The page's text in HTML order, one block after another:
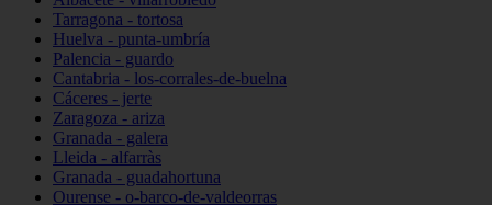
Tarragona - tortosa
Huelva - punta-umbría
Palencia - guardo
Cantabria - los-corrales-de-buelna
Cáceres - jerte
Zaragoza - ariza
Granada - galera
Lleida - alfarràs
Granada - guadahortuna
Ourense - o-barco-de-valdeorras